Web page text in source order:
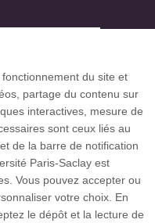
d’avenir (CGI)
internationaux
du site et
partage du contenu sur
interactives, mesure de
sont ceux liés au
de la barre de notification
Paris-Saclay est
Vous pouvez accepter ou
votre choix. En
le dépôt et la lecture de